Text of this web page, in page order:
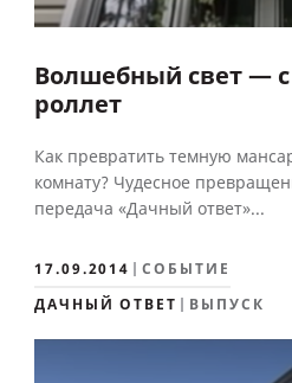
Волшебный свет —
роллет
Как превратить темную
комнату? Чудесное
передача «Дачный ответ»...
17.09.2014
СОБЫТИЕ
ДАЧНЫЙ ОТВЕТ
ВЫПУСК